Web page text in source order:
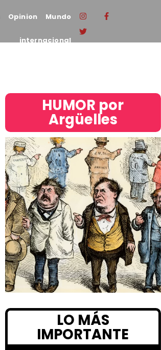
Opinion Mundo
internacional
HUMOR por
Argüelles​
LO MÁS
IMPORTANTE